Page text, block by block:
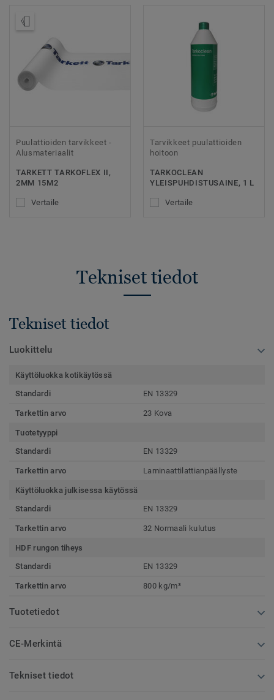
Puulattioiden tarvikkeet -
Alusmateriaalit
TARKETT TARKOFLEX II,
2MM 15M2
Vertaile
Tarvikkeet puulattioiden
hoitoon
TARKOCLEAN
YLEISPUHDISTUSAINE, 1 L
Vertaile
Tekniset tiedot
Tekniset tiedot
Luokittelu
Käyttöluokka kotikäytössä
Standardi
EN 13329
Tarkettin arvo 23 Kova
Tuotetyyppi
Standardi
EN 13329
Tarkettin arvo Laminaattilattianpäällyste
Käyttöluokka julkisessa käytössä
Standardi
EN 13329
Tarkettin arvo 32 Normaali kulutus
HDF rungon tiheys
Standardi
EN 13329
Tarkettin arvo 800 kg/m³
Tuotetiedot
CE-Merkintä
Tekniset tiedot